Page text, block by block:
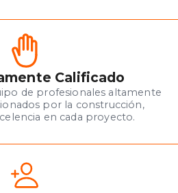
Calificado
de profesionales altamente
por la construcción,
en cada proyecto.